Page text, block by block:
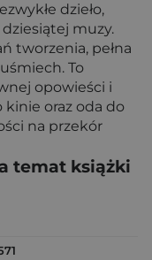
dzieło,
muzy.
tworzenia, pełna
To
opowieści i
kinie oraz oda do
na przekór
temat książki